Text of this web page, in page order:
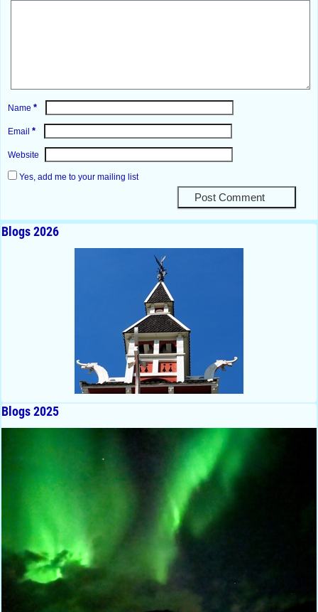
Name *
Email *
Website
Yes, add me to your mailing list
Blogs 2026
Blogs 2025